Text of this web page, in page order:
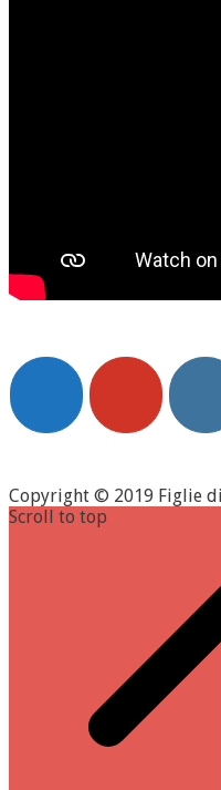
Copyright © 2019 Figlie di
Scroll to top